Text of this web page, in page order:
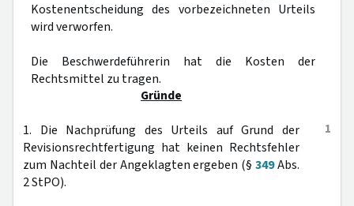
Kostenentscheidung des vorbezeichneten Urteils
wird verworfen.
Die Beschwerdeführerin hat die Kosten der
Rechtsmittel zu tragen.
Gründe
1
1. Die Nachprüfung des Urteils auf Grund der
Revisionsrechtfertigung hat keinen Rechtsfehler
zum Nachteil der Angeklagten ergeben (§349Abs.
2 StPO).